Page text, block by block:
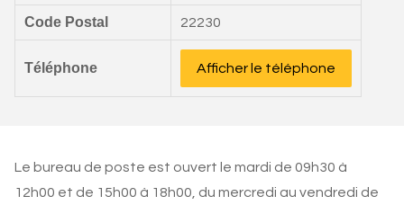
Code Postal 22230
Téléphone Afficher le téléphone
Le bureau de poste est ouvert le mardi de 09h30 à
12h00 et de 15h00 à 18h00, du mercredi au vendredi de